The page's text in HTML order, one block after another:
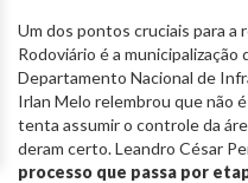
Um dos pontos cruciais para a
Rodoviário é a municipalização
Departamento Nacional de
Irlan Melo relembrou que não
tenta assumir o controle da
deram certo. Leandro César
processo que passa por